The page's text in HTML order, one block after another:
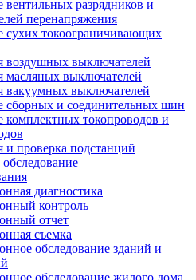
разрядников и
перенапряжения
сухих токоограничивающих
воздушных выключателей
масляных выключателей
вакуумных выключателей
сборных и соединительных шин
комплектных токопроводов и
проверка подстанций
диагностика
контроль
отчет
съемка
обследование зданий и
обследование жилого дома